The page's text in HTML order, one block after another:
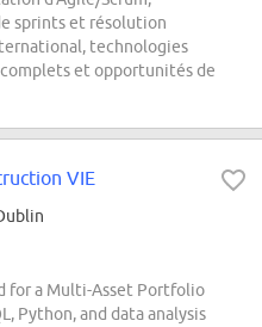
sprints et résolution
technologies
complets et opportunités de
VIE
for a Multi-Asset Portfolio
Python, and data analysis